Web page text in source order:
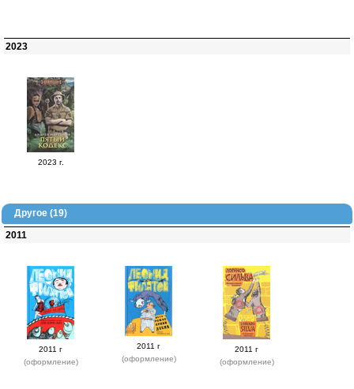
2023
2023 г.
Другое (19)
2011
2011 г
(оформление)
2011 г
(оформление)
2011 г
(оформление)